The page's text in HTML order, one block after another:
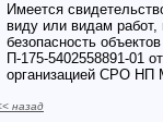
Имеется
виду или видам работ,
безопасность
П-175-5402558891-01
организацией СРО НП
назад